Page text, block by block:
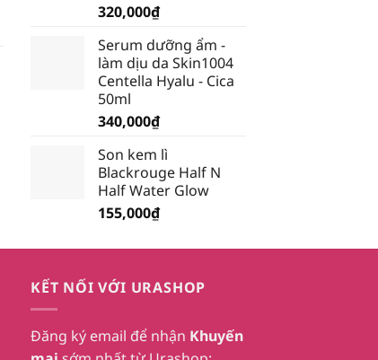
320,000₫
Serum dưỡng ẩm -
làm dịu da Skin1004
Centella Hyalu - Cica
50ml
340,000₫
Son kem lì
Blackrouge Half N
Half Water Glow
155,000₫
KẾT NỐI VỚI URASHOP
Đăng ký email để nhận Khuyến